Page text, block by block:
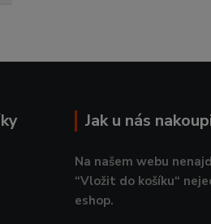
Jak u nás
Na našem webu
“Vložit do košíku“
eshop.